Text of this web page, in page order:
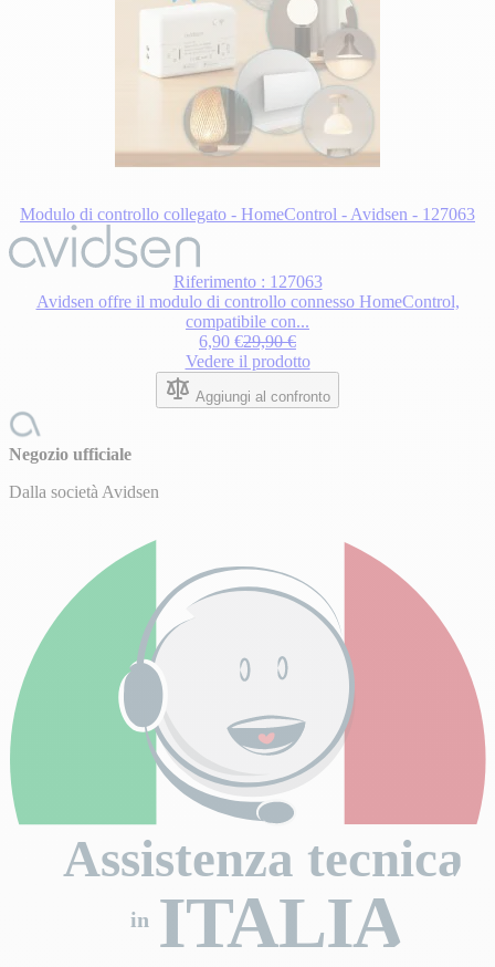
Modulo di controllo collegato - HomeControl - Avidsen - 127063
Riferimento : 127063
Avidsen offre il modulo di controllo connesso HomeControl,
compatibile con...
6,90 €29,90 €
Vedere il prodotto
Aggiungi al confronto
Negozio ufficiale
Dalla società Avidsen
Assistenza tecnica
ITALIA
in